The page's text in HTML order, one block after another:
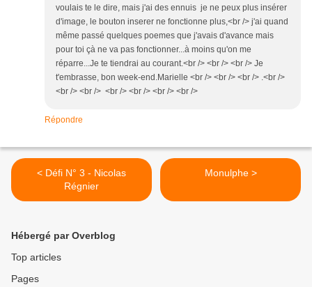
voulais te le dire, mais j'ai des ennuis je ne peux plus insérer
d'image, le bouton inserer ne fonctionne plus,<br /> j'ai quand
même passé quelques poemes que j'avais d'avance mais
pour toi çà ne va pas fonctionner...à moins qu'on me
réparre...Je te tiendrai au courant.<br /> <br /> <br /> Je
t'embrasse, bon week-end.Marielle <br /> <br /> <br /> .<br />
<br /> <br /> <br /> <br /> <br /> <br />
Répondre
< Défi N° 3 - Nicolas
Régnier
Monulphe >
Hébergé par Overblog
Top articles
Pages